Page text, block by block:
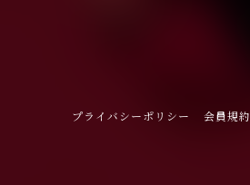
プライバシーポリシー 会員規約